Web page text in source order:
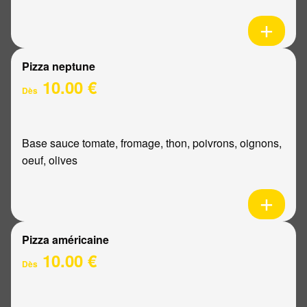
Pizza neptune
Dès 10.00 €
Base sauce tomate, fromage, thon, poivrons, oignons,
oeuf, olives
Pizza américaine
Dès 10.00 €